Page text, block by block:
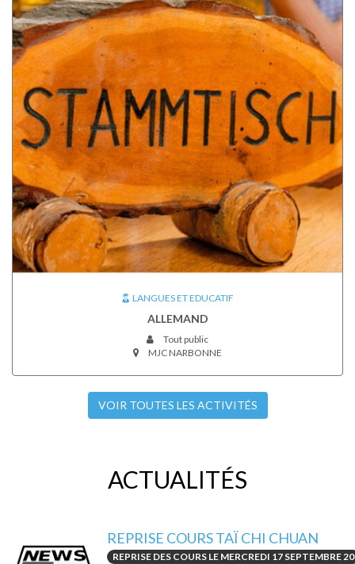
LANGUES ET EDUCATIF
ALLEMAND
Tout public
MJC NARBONNE
VOIR TOUTES LES ACTIVITÉS
ACTUALITÉS
REPRISE COURS TAÏ CHI CHUAN
REPRISE DES COURS LE MERCREDI 17 SEPTEMBRE 20